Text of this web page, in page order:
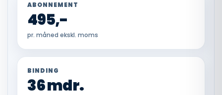
ABONNEMENT
495,-
pr. måned ekskl. moms
BINDING
36 mdr.